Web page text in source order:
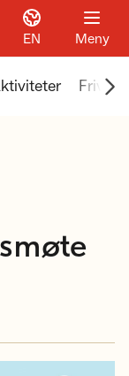
EN Meny
Frivillig